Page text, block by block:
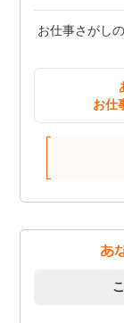
お仕事さがし
お仕